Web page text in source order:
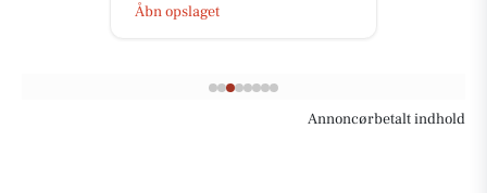
Åbn opslaget
Annoncørbetalt indhold